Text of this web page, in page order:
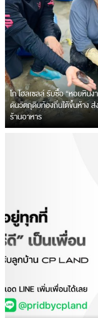
โก โฮลเซลล์ รับซื้อ “หอยหิน
ดันวัตถุดิบท้องถิ่นใต้ขึ้นห้าง
ร้านอาหาร